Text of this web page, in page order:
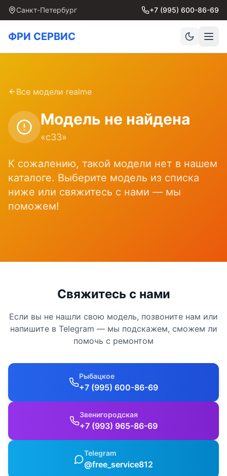
Санкт-Петербург +7 (995) 600-86-69
ФРИ СЕРВИС
Все модели realme
Модель не найдена
«c33»
К сожалению, такой модели нет в нашем
каталоге. Выберите модель из списка
ниже или свяжитесь с нами — мы
поможем!
Свяжитесь с нами
Если вы не нашли свою модель, позвоните нам или
напишите в Telegram — мы подскажем, сможем ли
помочь с ремонтом
Рыбацкое
+7 (995) 600-86-69
Звенигородская
+7 (993) 965-86-69
Telegram
@free_service812